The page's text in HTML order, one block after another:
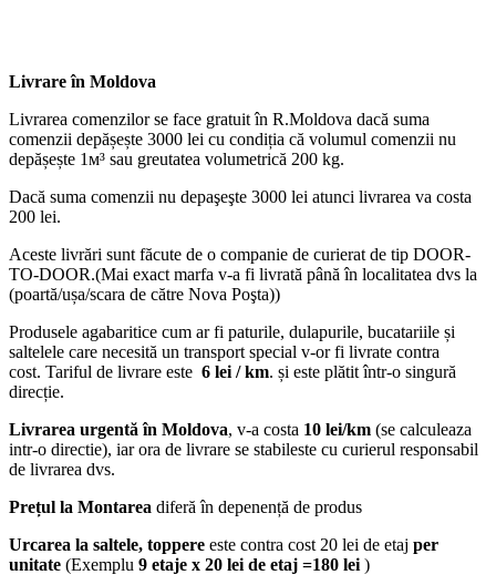
Livrare în Moldova
Livrarea comenzilor se face gratuit în R.Moldova dacă suma
comenzii depășește 3000 lei cu condiția că volumul comenzii nu
depășește 1м³ sau greutatea volumetrică 200 kg.
Dacă suma comenzii nu depaşeşte 3000 lei atunci livrarea va costa
200 lei.
Aceste livrări sunt făcute de o companie de curierat de tip DOOR-
TO-DOOR.(Mai exact marfa v-a fi livrată până în localitatea dvs la
(poartă/ușa/scara de către Nova Poşta))
Produsele agabaritice cum ar fi paturile, dulapurile, bucatariile și
saltelele care necesită un transport special v-or fi livrate contra
cost. Tariful de livrare este 6 lei / km. și este plătit într-o singură
direcție.
Livrarea urgentă în Moldova, v-a costa 10 lei/km (se calculeaza
intr-o directie), iar ora de livrare se stabileste cu curierul responsabil
de livrarea dvs.
Prețul la Montarea diferă în depenență de produs
Urcarea la saltele, toppere este contra cost 20 lei de etaj per
unitate (Exemplu 9 etaje x 20 lei de etaj =180 lei )